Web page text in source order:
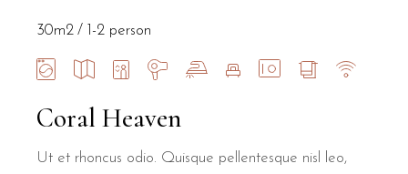
Coral Heaven
Ut et rhoncus odio. Quisque pellentesque nisl leo,
30m2 1-2 person